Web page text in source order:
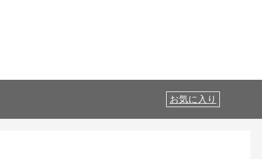
お気に入り